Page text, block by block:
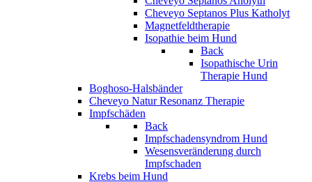
Cheveyo Septanos Plus Katholyt
Magnetfeldtherapie
Isopathie beim Hund
Back
Isopathische Urin
Therapie Hund
Boghoso-Halsbänder
Cheveyo Natur Resonanz Therapie
Impfschäden
Back
Impfschadensyndrom Hund
Wesensveränderung durch
Impfschaden
Krebs beim Hund